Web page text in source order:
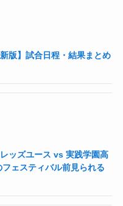
版】試合日程・結果まとめ
ッズユース vs 実践学園高
ェスティバル前見られる